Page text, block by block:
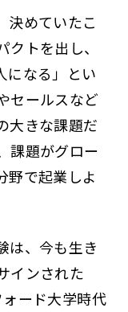
決めていたこ
トを出し、
になる」とい
セールスなど
大きな課題だ
課題がグロー
野で起業しよ
は、今も生き
インされた
ード大学時代